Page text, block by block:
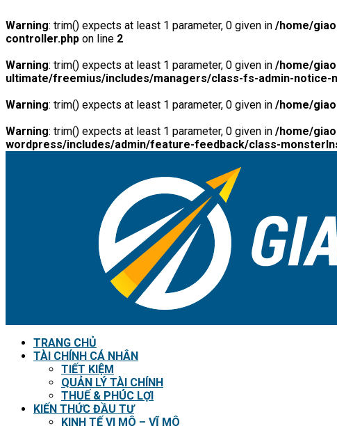
Warning: trim() expects at least 1 parameter, 0 given in /home/
controller.php on line 2
Warning: trim() expects at least 1 parameter, 0 given in /home/
ultimate/freemius/includes/managers/class-fs-admin-notice-
Warning: trim() expects at least 1 parameter, 0 given in /home/
Warning: trim() expects at least 1 parameter, 0 given in /home/
wordpress/includes/admin/feature-feedback/class-
TRANG CHỦ
TÀI CHÍNH CÁ NHÂN
TIẾT KIỆM
QUẢN LÝ TÀI CHÍNH
THUẾ & PHÚC LỢI
KIẾN THỨC ĐẦU TƯ
KINH TẾ VI MÔ – VĨ MÔ